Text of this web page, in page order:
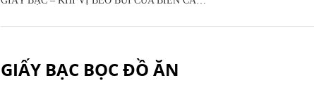
GIẤY BẠC BỌC ĐỒ ĂN